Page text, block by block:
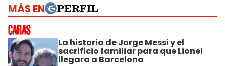
MÁS EN
La historia de Jorge Messi y el
sacrificio familiar para que Lionel
llegara a Barcelona